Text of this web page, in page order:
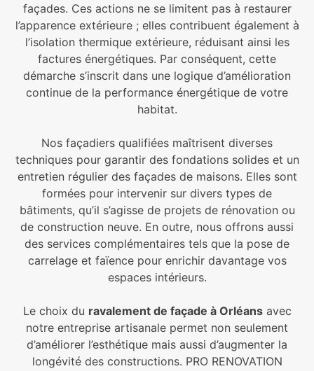
façades. Ces actions ne se limitent pas à restaurer
l’apparence extérieure ; elles contribuent également à
l’isolation thermique extérieure, réduisant ainsi les
factures énergétiques. Par conséquent, cette
démarche s’inscrit dans une logique d’amélioration
continue de la performance énergétique de votre
habitat.
Nos façadiers qualifiées maîtrisent diverses
techniques pour garantir des fondations solides et un
entretien régulier des façades de maisons. Elles sont
formées pour intervenir sur divers types de
bâtiments, qu’il s’agisse de projets de rénovation ou
de construction neuve. En outre, nous offrons aussi
des services complémentaires tels que la pose de
carrelage et faïence pour enrichir davantage vos
espaces intérieurs.
Le choix du ravalement de façade à Orléansavec
notre entreprise artisanale permet non seulement
d’améliorer l’esthétique mais aussi d’augmenter la
longévité des constructions. PRO RENOVATION